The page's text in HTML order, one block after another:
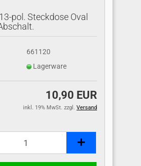
pol. Steckdose Oval
661120
Lagerware
10,90 EUR
inkl. 19% MwSt. zzgl. Versand